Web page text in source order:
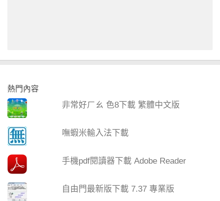
熱門內容
非常好ㄏㄠ 色8下載 繁體中文版
嘸蝦米輸入法下載
手機pdf閱讀器下載 Adobe Reader
自由門最新版下載 7.37 專業版